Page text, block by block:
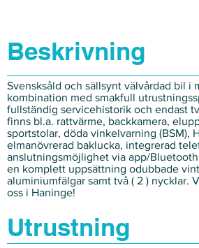
Beskrivning
Svensksåld och sällsynt välvårdad bil i
kombination med smakfull
fullständig servicehistorik och endast
finns bl.a. rattvärme, backkamera,
sportstolar, döda vinkelvarning (BSM),
elmanövrerad baklucka, integrerad
anslutningsmöjlighet via app/
en komplett uppsättning odubbade
aluminiumfälgar samt två ( 2 ) nycklar.
oss i Haninge!
Utrustning